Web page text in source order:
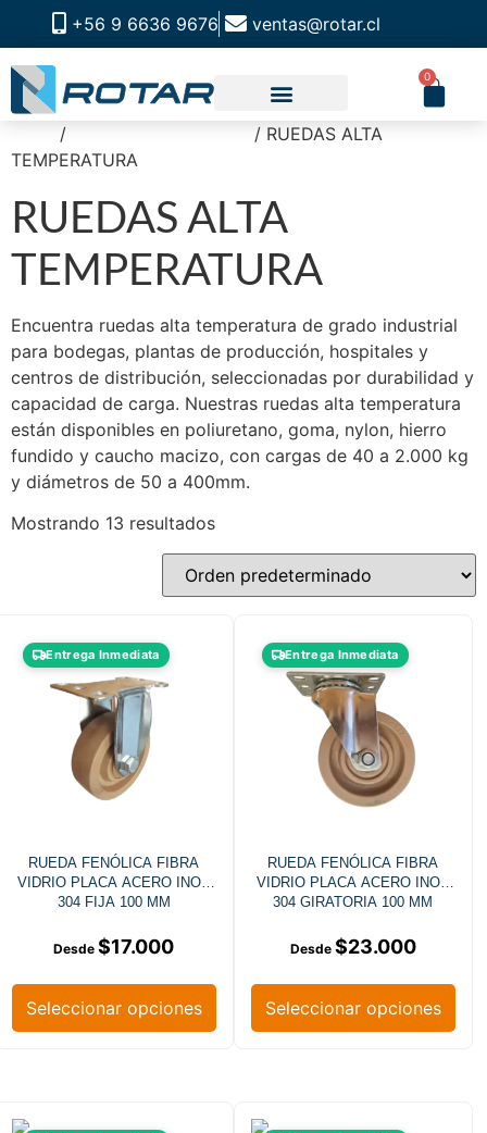
+56 9 6636 9676 ventas@rotar.cl
0
/
/ RUEDAS ALTA
TEMPERATURA
RUEDAS ALTA
TEMPERATURA
Encuentra ruedas alta temperatura de grado industrial
para bodegas, plantas de producción, hospitales y
centros de distribución, seleccionadas por durabilidad y
capacidad de carga. Nuestras ruedas alta temperatura
están disponibles en poliuretano, goma, nylon, hierro
fundido y caucho macizo, con cargas de 40 a 2.000 kg
y diámetros de 50 a 400mm.
Mostrando 13 resultados
Entrega Inmediata
RUEDA FENÓLICA FIBRA
VIDRIO PLACA ACERO INOX
304 FIJA 100 MM
$17.000
Seleccionar opciones
Entrega Inmediata
RUEDA FENÓLICA FIBRA
VIDRIO PLACA ACERO INOX
304 GIRATORIA 100 MM
$23.000
Seleccionar opciones